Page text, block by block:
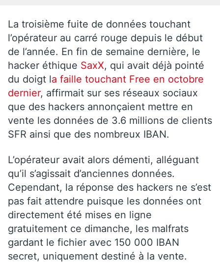
La troisième fuite de données touchant
l’opérateur au carré rouge depuis le début
de l’année. En fin de semaine dernière, le
hacker éthique SaxX, qui avait déjà pointé
du doigt la faille touchant Free en octobre
dernier, affirmait sur ses réseaux sociaux
que des hackers annonçaient mettre en
vente les données de 3.6 millions de clients
SFR ainsi que des nombreux IBAN.
L’opérateur avait alors démenti, alléguant
qu’il s’agissait d’anciennes données.
Cependant, la réponse des hackers ne s’est
pas fait attendre puisque les données ont
directement été mises en ligne
gratuitement ce dimanche, les malfrats
gardant le fichier avec 150 000 IBAN
secret, uniquement destiné à la vente.